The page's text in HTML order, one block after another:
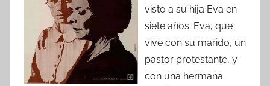
visto a su hija Eva en
siete años. Eva, que
vive con su marido, un
pastor protestante, y
con una hermana